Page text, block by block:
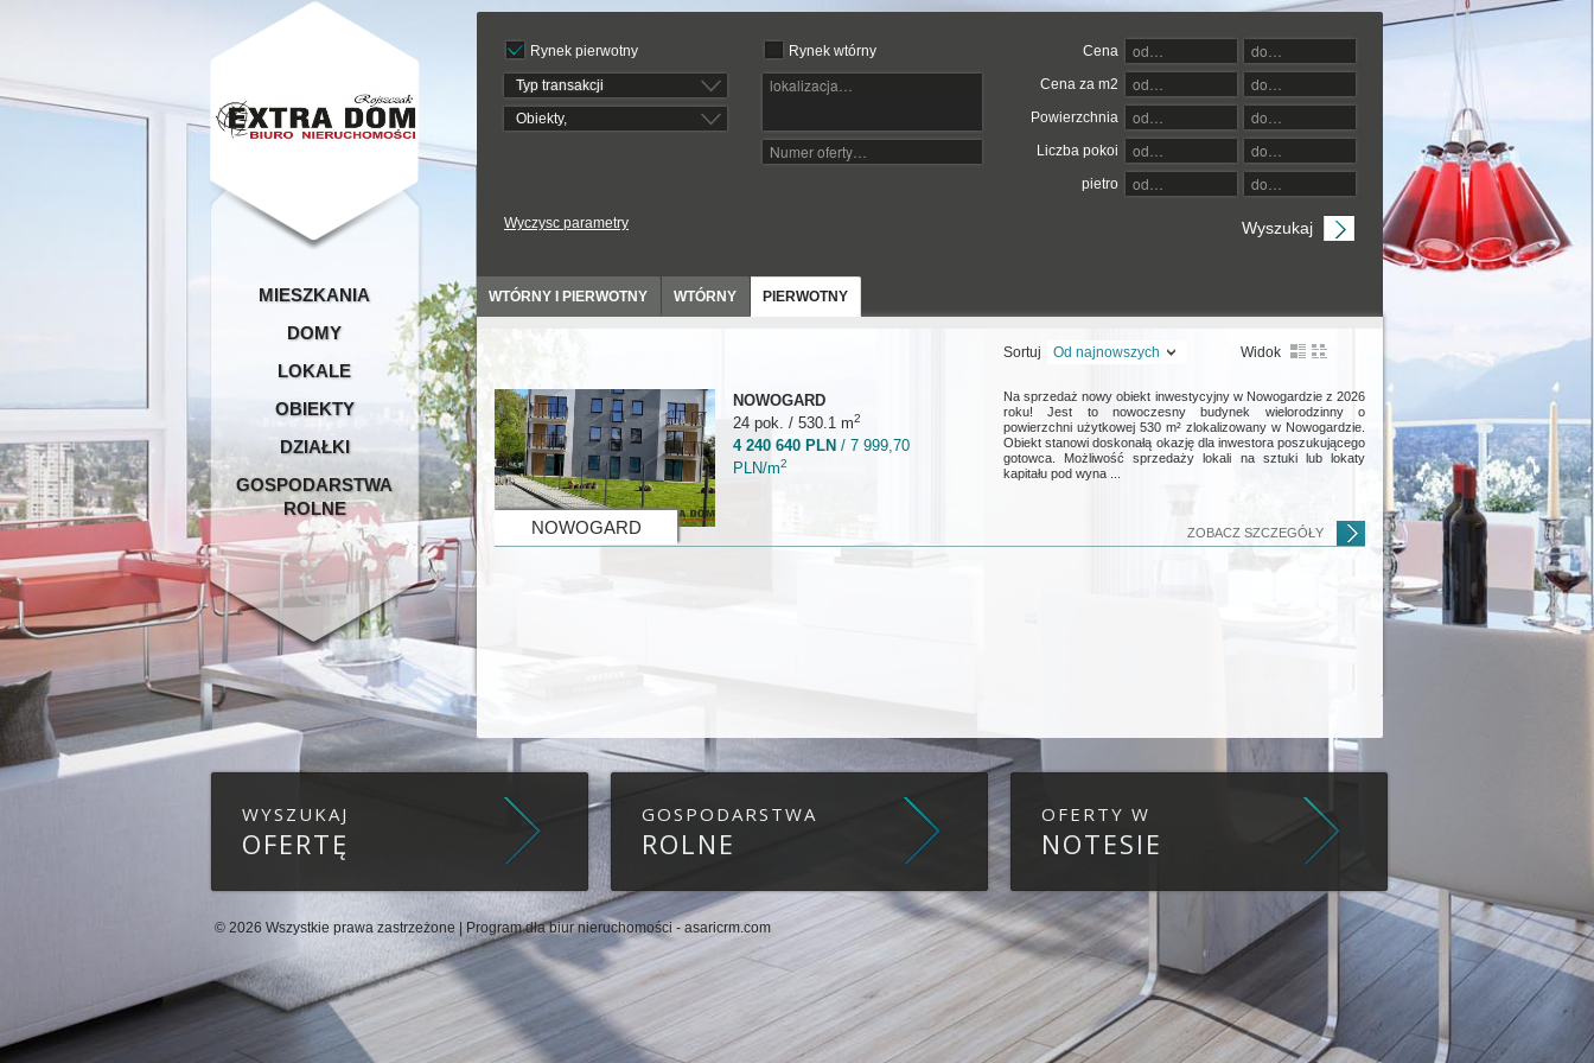
MIESZKANIA
DOMY
LOKALE
OBIEKTY
DZIAŁKI
GOSPODARSTWA
ROLNE
Rynek pierwotny
Typ transakcji
Obiekty,
Rynek wtórny
Cena
Cena za m2
Powierzchnia
Liczba pokoi
pietro
Wyczysc parametry
WTÓRNY I PIERWOTNY WTÓRNY PIERWOTNY
Widok
Sortuj Od najnowszych
NOWOGARD
NOWOGARD
24 pok. / 530.1 m2
4 240 640 PLN / 7 999,70
PLN/m2
Na sprzedaż nowy obiekt inwestycyjny w Nowogardzie z 2026
roku! Jest to nowoczesny budynek wielorodzinny o
powierzchni użytkowej 530 m² zlokalizowany w Nowogardzie.
Obiekt stanowi doskonałą okazję dla inwestora poszukującego
gotowca. Możliwość sprzedaży lokali na sztuki lub lokaty
kapitału pod wyna ...
ZOBACZ SZCZEGÓŁY
WYSZUKAJ
OFERTĘ
GOSPODARSTWA
ROLNE
OFERTY W
NOTESIE
© 2026 Wszystkie prawa zastrzeżone | Program dla biur nieruchomości - asaricrm.com
Ta strona używa plików cookies. Kontynuując przeglądanie naszej strony, wyrażasz zgodę na wykorzystywanie przez nas plików cookies zgodnie z aktualnymi
ustawieniami przeglądarki i Polityką Prywatności.Dowiedz się więcej
Klikając "Akceptuję" zgadasz się na wykorzystywanie przez nas plików cookie.